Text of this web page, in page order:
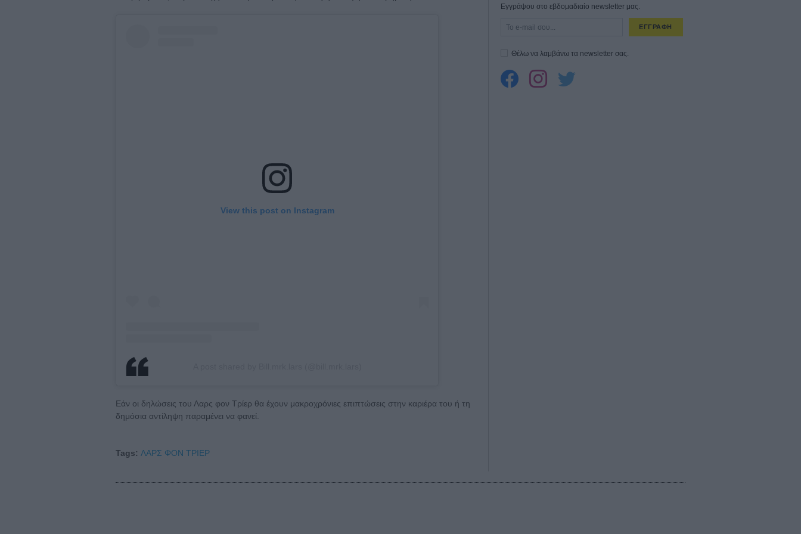
View this post on Instagram
Εάν οι δηλώσεις του Λαρς φον Τρίερ θα έχουν μακροχρόνιες επιπτώσεις στην καριέρα του ή τη
δημόσια αντίληψη παραμένει να φανεί.
Tags: ΛΑΡΣ ΦΟΝ ΤΡΙΕΡ
Εγγράψου στο εβδομαδιαίο newsletter μας.
ΕΓΓΡΑΦΗ
Θέλω να λαμβάνω τα newsletter σας.